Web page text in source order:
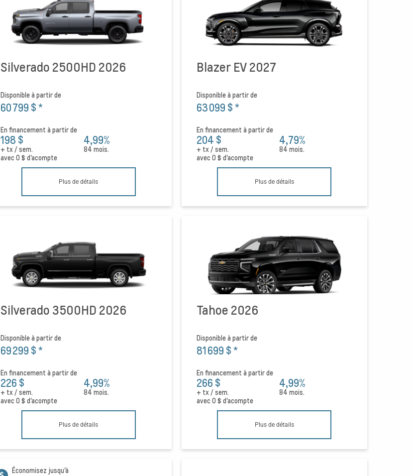
Silverado 2500HD 2026
Disponible à partir de
60 799 $*
En financement à partir de
198 $
+ tx / sem.
4,99%
84 mois.
avec 0 $ d'acompte
Plus de détails
Blazer EV 2027
Disponible à partir de
63 099 $*
En financement à partir de
204 $
+ tx / sem.
4,79%
84 mois.
avec 0 $ d'acompte
Plus de détails
Silverado 3500HD 2026
Disponible à partir de
69 299 $*
En financement à partir de
226 $
+ tx / sem.
4,99%
84 mois.
avec 0 $ d'acompte
Plus de détails
Tahoe 2026
Disponible à partir de
81 699 $*
En financement à partir de
266 $
+ tx / sem.
4,99%
84 mois.
avec 0 $ d'acompte
Plus de détails
Économisez jusqu'à